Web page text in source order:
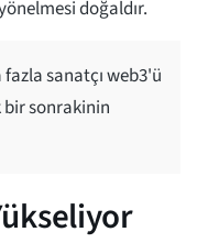
doğaldır.
sanatçı web3'ü
sonrakinin